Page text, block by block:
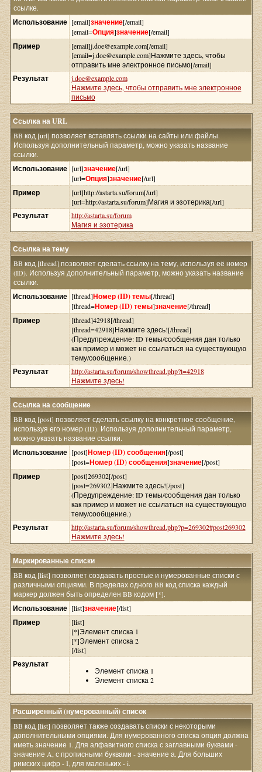
ссылке.
Использование [email]значение[/email]
[email=Опция]значение[/email]
Пример
[email]j.doe@example.com[/email]
[email=j.doe@example.com]Нажмите здесь, чтобы
отправить мне электронное письмо[/email]
Результат
j.doe@example.com
Нажмите здесь, чтобы отправить мне электронное
письмо
Ссылка на URL
BB код [url] позволяет вставлять ссылки на сайты или файлы.
Используя дополнительный параметр, можно указать название
ссылки.
Использование [url]значение[/url]
[url=Опция]значение[/url]
Пример
[url]http://astarta.su/forum[/url]
[url=http://astarta.su/forum]Магия и эзотерика[/url]
Результат
http://astarta.su/forum
Магия и эзотерика
Ссылка на тему
BB код [thread] позволяет сделать ссылку на тему, используя её номер
(ID). Используя дополнительный параметр, можно указать название
ссылки.
Использование [thread]Номер (ID) темы[/thread]
[thread=Номер (ID) темы]значение[/thread]
Пример
[thread]42918[/thread]
[thread=42918]Нажмите здесь![/thread]
(Предупреждение: ID темы/сообщения дан только
как пример и может не ссылаться на существующую
тему/сообщение.)
Результат
http://astarta.su/forum/showthread.php?t=42918
Нажмите здесь!
Ссылка на сообщение
BB код [post] позволяет сделать ссылку на конкретное сообщение,
используя его номер (ID). Используя дополнительный параметр,
можно указать название ссылки.
Использование [post]Номер (ID) сообщения[/post]
[post=Номер (ID) сообщения]значение[/post]
Пример
[post]269302[/post]
[post=269302]Нажмите здесь![/post]
(Предупреждение: ID темы/сообщения дан только
как пример и может не ссылаться на существующую
тему/сообщение.)
Результат
http://astarta.su/forum/showthread.php?p=269302#post269302
Нажмите здесь!
Маркированные списки
BB код [list] позволяет создавать простые и нумерованные списки с
различными опциями. В пределах одного BB код списка каждый
маркер должен быть определен BB кодом [*].
Использование [list]значение[/list]
Пример
[list]
[*]Элемент списка 1
[*]Элемент списка 2
[/list]
Результат
Элемент списка 1
Элемент списка 2
Расширенный (нумерованный) список
BB код [list] позволяет также создавать списки с некоторыми
дополнительными опциями. Для нумерованного списка опция должна
иметь значение 1. Для алфавитного списка с заглавными буквами -
значение A, с прописными буквами - значение а. Для больших
римских цифр - I, для маленьких - i.